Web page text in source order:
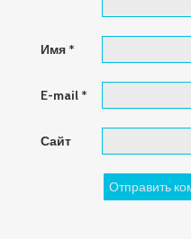
Имя *
E-mail *
Сайт